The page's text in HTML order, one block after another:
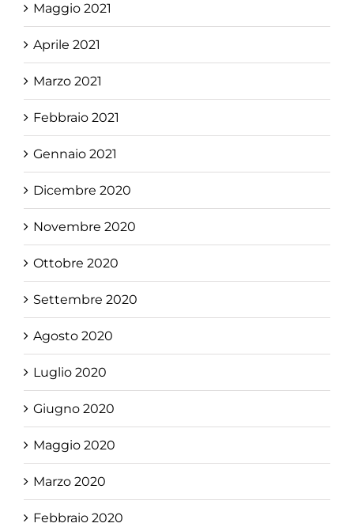
Maggio 2021
Aprile 2021
Marzo 2021
Febbraio 2021
Gennaio 2021
Dicembre 2020
Novembre 2020
Ottobre 2020
Settembre 2020
Agosto 2020
Luglio 2020
Giugno 2020
Maggio 2020
Marzo 2020
Febbraio 2020